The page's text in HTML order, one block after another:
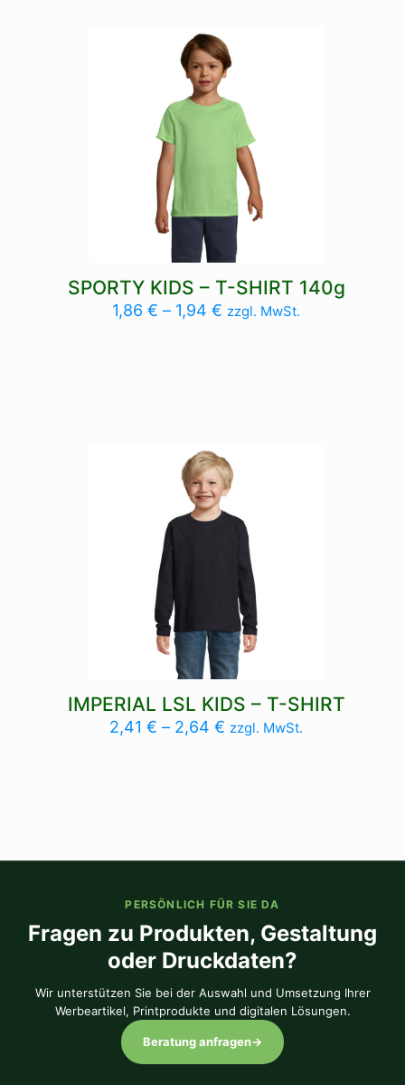
SPORTY KIDS – T-SHIRT 140g
1,86€ – 1,94€ zzgl. MwSt.
IMPERIAL LSL KIDS – T-SHIRT
2,41€ – 2,64€ zzgl. MwSt.
PERSÖNLICH FÜR SIE DA
Fragen zu Produkten, Gestaltung
oder Druckdaten?
Wir unterstützen Sie bei der Auswahl und Umsetzung Ihrer
Werbeartikel, Printprodukte und digitalen Lösungen.
Beratung anfragen→